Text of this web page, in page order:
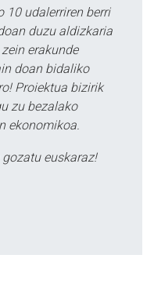
10 udalerriren berri
duzu aldizkaria
erakunde
doan bidaliko
Proiektua bizirik
zu bezalako
ekonomikoa.
euskaraz!